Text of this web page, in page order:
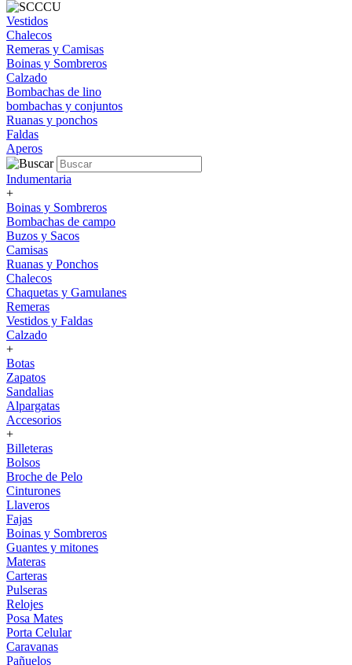
Vestidos
Chalecos
Remeras y Camisas
Boinas y Sombreros
Calzado
Bombachas de lino
bombachas y conjuntos
Ruanas y ponchos
Faldas
Aperos
Indumentaria
+
Boinas y Sombreros
Bombachas de campo
Buzos y Sacos
Camisas
Ruanas y Ponchos
Chalecos
Chaquetas y Gamulanes
Remeras
Vestidos y Faldas
Calzado
+
Botas
Zapatos
Sandalias
Alpargatas
Accesorios
+
Billeteras
Bolsos
Broche de Pelo
Cinturones
Llaveros
Fajas
Boinas y Sombreros
Guantes y mitones
Materas
Carteras
Pulseras
Relojes
Posa Mates
Porta Celular
Caravanas
Pañuelos